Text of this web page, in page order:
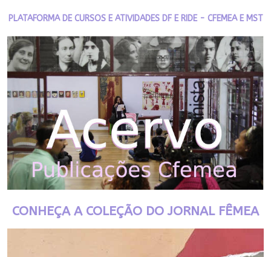
PLATAFORMA DE CURSOS E ATIVIDADES DF E RIDE - CFEMEA E MST
CONHEÇA A COLEÇÃO DO JORNAL FÊMEA